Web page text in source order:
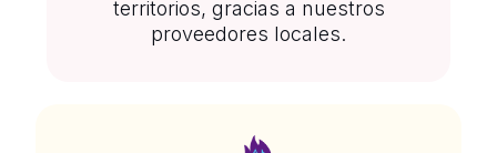
territorios, gracias a nuestros
proveedores locales.